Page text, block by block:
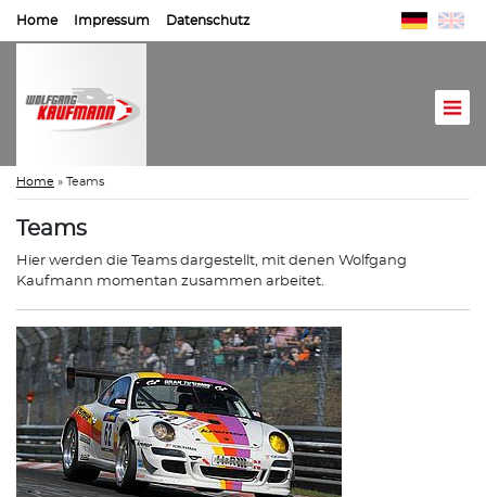
Home Impressum Datenschutz
Home » Teams
Teams
Hier werden die Teams dargestellt, mit denen Wolfgang
Kaufmann momentan zusammen arbeitet.